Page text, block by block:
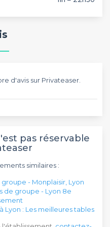
d'avis sur Privateaser.
pas réservable
similaires :
- Monplaisir, Lyon
de groupe - Lyon 8e
Lyon : Les meilleures tables